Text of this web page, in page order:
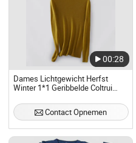
00:28
Dames Lichtgewicht Herfst
Winter 1*1 Geribbelde Coltrui
Contact Opnemen